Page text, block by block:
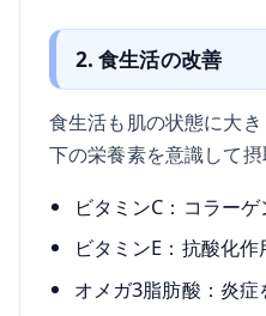
2. 食生活の改善
食生活も肌の状態に大
下の栄養素を意識して摂
ビタミンC：コラーゲ
ビタミンE：抗酸化作
オメガ3脂肪酸：炎症